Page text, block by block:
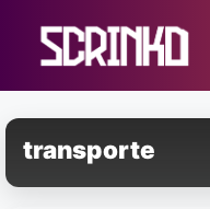
conteúdo
transporte